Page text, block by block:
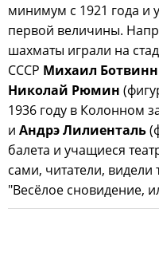
минимум с 1921 года и
первой величины.
шахматы играли на
СССР Михаил
Николай Рюмин
1936 году в Колонном
и Андрэ Лилиенталь
балета и учащиеся
сами, читатели,
"Весёлое сновидение,